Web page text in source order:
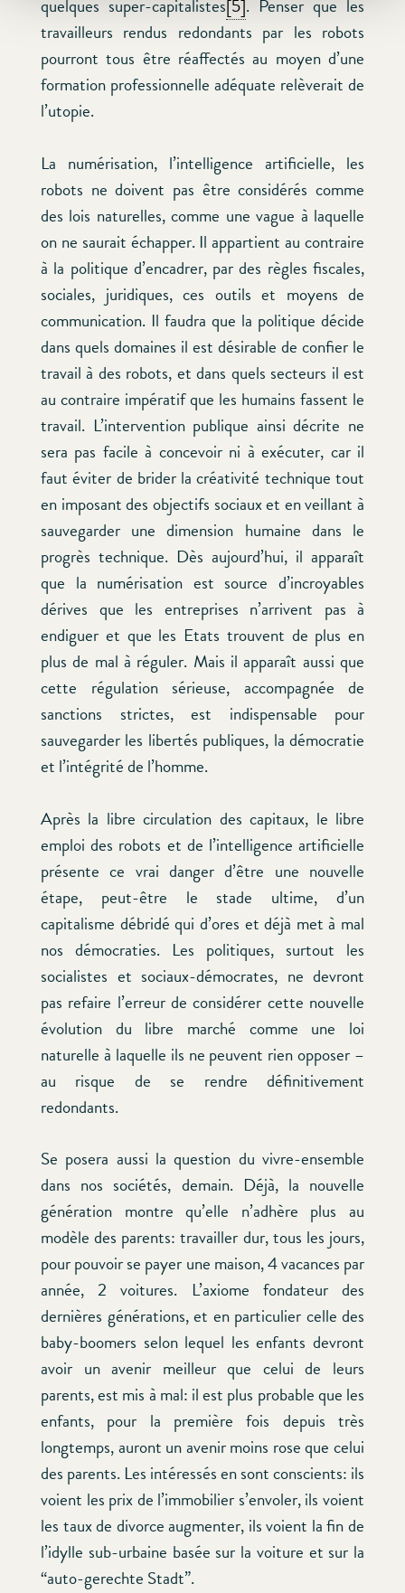
quelques super-capitalistes[5]. Penser que les
travailleurs rendus redondants par les robots
pourront tous être réaffectés au moyen d’une
formation professionnelle adéquate relèverait de
l’utopie.
La numérisation, l’intelligence artificielle, les
robots ne doivent pas être considérés comme
des lois naturelles, comme une vague à laquelle
on ne saurait échapper. Il appartient au contraire
à la politique d’encadrer, par des règles fiscales,
sociales, juridiques, ces outils et moyens de
communication. Il faudra que la politique décide
dans quels domaines il est désirable de confier le
travail à des robots, et dans quels secteurs il est
au contraire impératif que les humains fassent le
travail. L’intervention publique ainsi décrite ne
sera pas facile à concevoir ni à exécuter, car il
faut éviter de brider la créativité technique tout
en imposant des objectifs sociaux et en veillant à
sauvegarder une dimension humaine dans le
progrès technique. Dès aujourd’hui, il apparaît
que la numérisation est source d’incroyables
dérives que les entreprises n’arrivent pas à
endiguer et que les Etats trouvent de plus en
plus de mal à réguler. Mais il apparaît aussi que
cette régulation sérieuse, accompagnée de
sanctions strictes, est indispensable pour
sauvegarder les libertés publiques, la démocratie
et l’intégrité de l’homme.
Après la libre circulation des capitaux, le libre
emploi des robots et de l’intelligence artificielle
présente ce vrai danger d’être une nouvelle
étape, peut-être le stade ultime, d’un
capitalisme débridé qui d’ores et déjà met à mal
nos démocraties. Les politiques, surtout les
socialistes et sociaux-démocrates, ne devront
pas refaire l’erreur de considérer cette nouvelle
évolution du libre marché comme une loi
naturelle à laquelle ils ne peuvent rien opposer –
au risque de se rendre définitivement
redondants.
Se posera aussi la question du vivre-ensemble
dans nos sociétés, demain. Déjà, la nouvelle
génération montre qu’elle n’adhère plus au
modèle des parents: travailler dur, tous les jours,
pour pouvoir se payer une maison, 4 vacances par
année, 2 voitures. L’axiome fondateur des
dernières générations, et en particulier celle des
baby-boomers selon lequel les enfants devront
avoir un avenir meilleur que celui de leurs
parents, est mis à mal: il est plus probable que les
enfants, pour la première fois depuis très
longtemps, auront un avenir moins rose que celui
des parents. Les intéressés en sont conscients: ils
voient les prix de l’immobilier s’envoler, ils voient
les taux de divorce augmenter, ils voient la fin de
l’idylle sub-urbaine basée sur la voiture et sur la
“auto-gerechte Stadt”.